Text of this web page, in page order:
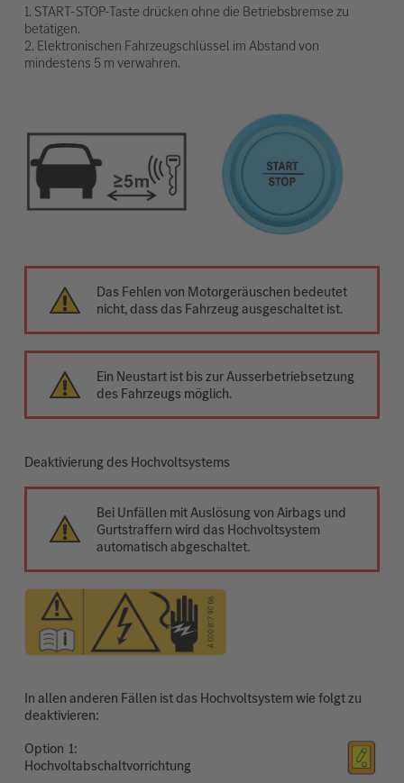
1. START-STOP-Taste drücken ohne die Betriebsbremse zu
betätigen.
2. Elektronischen Fahrzeugschlüssel im Abstand von
mindestens 5 m verwahren.
Das Fehlen von Motorgeräuschen bedeutet
nicht, dass das Fahrzeug ausgeschaltet ist.
Ein Neustart ist bis zur Ausserbetriebsetzung
des Fahrzeugs möglich.
Deaktivierung des Hochvoltsystems
Bei Unfällen mit Auslösung von Airbags und
Gurtstraffern wird das Hochvoltsystem
automatisch abgeschaltet.
In allen anderen Fällen ist das Hochvoltsystem wie folgt zu
deaktivieren:
Option
Hochvoltabschaltvorrichtung